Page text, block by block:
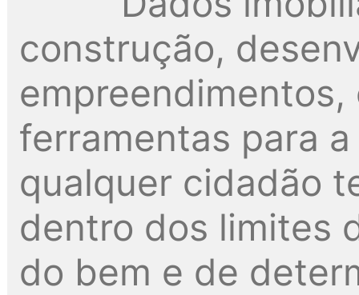
construção,
ferramentas para
qualquer cidadão
dentro dos limites
do bem e de